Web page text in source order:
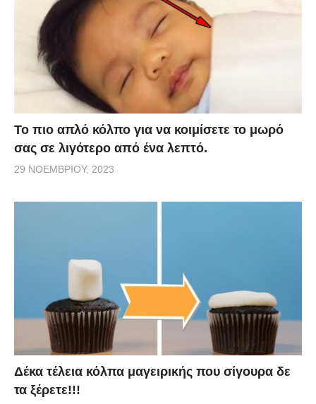
Το πιο απλό κόλπο για να κοιμίσετε το μωρό
σας σε λιγότερο από ένα λεπτό.
29 ΝΟΕΜΒΡΊΟΥ, 2023
Δέκα τέλεια κόλπα μαγειρικής που σίγουρα δε
τα ξέρετε!!!